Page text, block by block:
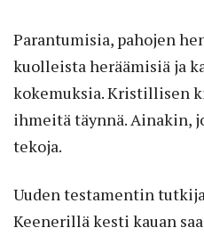
Parantumisia, pahojen
kuolleista heräämisiä ja
kokemuksia. Kristillisen
ihmeitä täynnä. Ainakin,
tekoja.
Uuden testamentin
Keenerillä kesti kauan